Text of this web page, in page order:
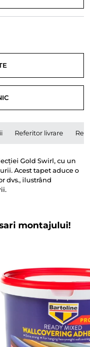
Referitor livrare
Gold Swirl, cu un
Acest tapet aduce o
dvs., ilustrând
montajului!